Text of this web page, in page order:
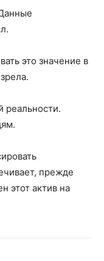
это значение в
реальности.
прежде
этот актив на